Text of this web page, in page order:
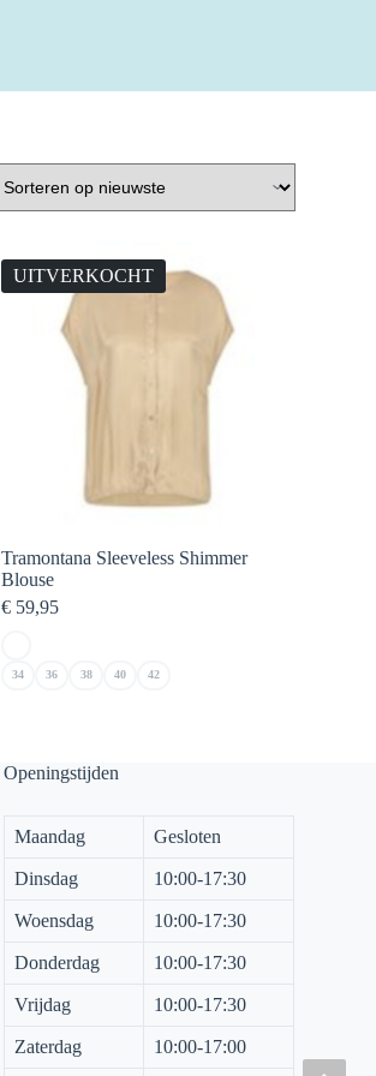
UITVERKOCHT
Tramontana Sleeveless Shimmer
Blouse
€59,95
34 36 38 40 42
Openingstijden
Maandag Gesloten
Dinsdag 10:00-17:30
Woensdag 10:00-17:30
Donderdag 10:00-17:30
Vrijdag 10:00-17:30
Zaterdag 10:00-17:00